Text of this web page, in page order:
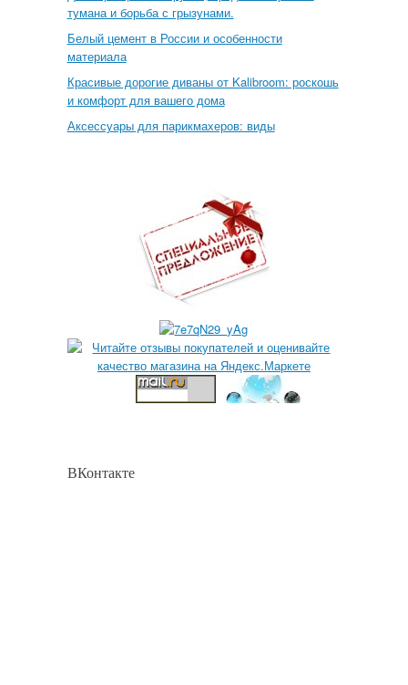
тумана и борьба с грызунами.
Белый цемент в России и особенности
материала
Красивые дорогие диваны от Kalibroom: роскошь
и комфорт для вашего дома
Аксессуары для парикмахеров: виды
ВКонтакте